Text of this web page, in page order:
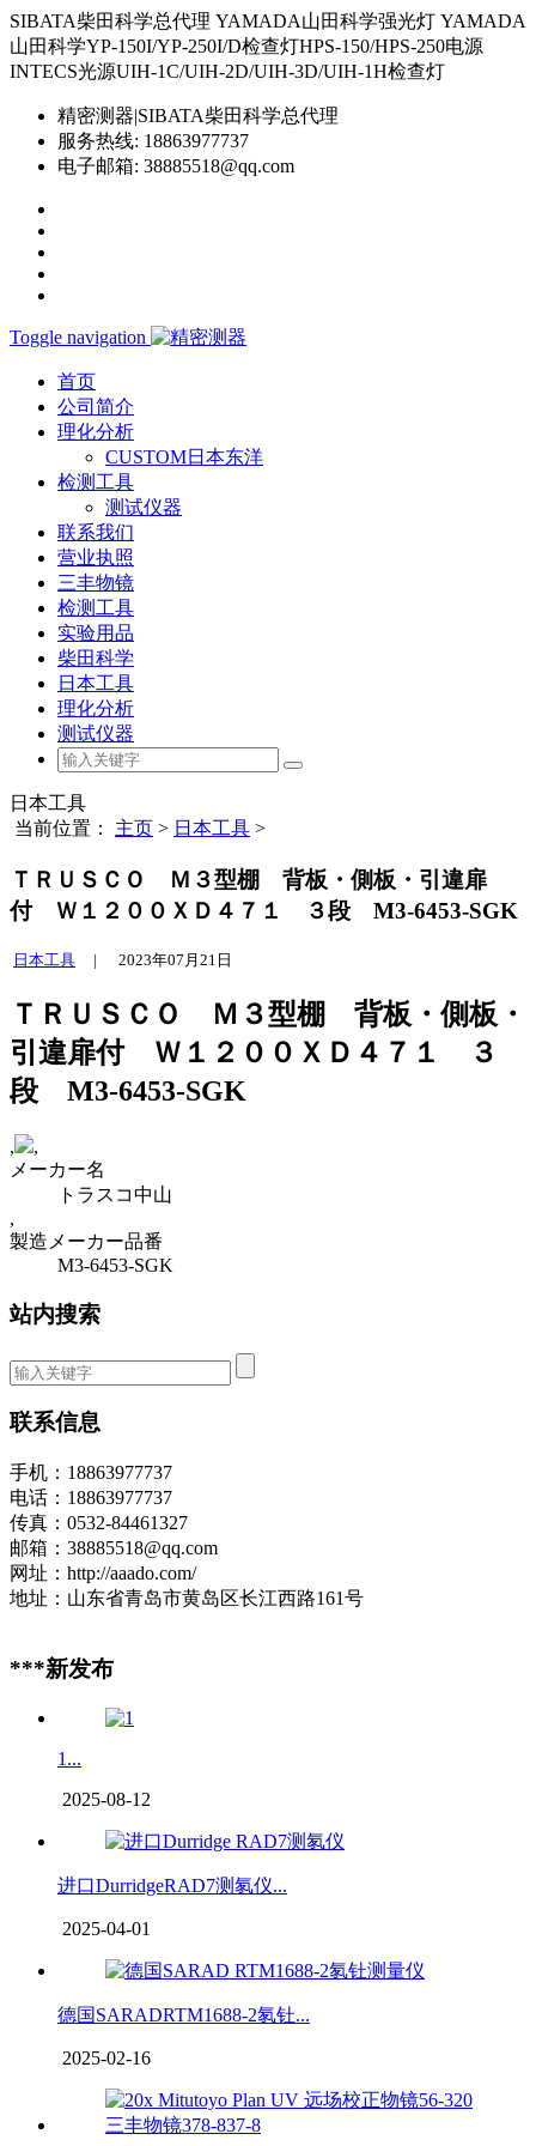
SIBATA柴田科学总代理 YAMADA山田科学强光灯 YAMADA
山田科学YP-150I/YP-250I/D检查灯HPS-150/HPS-250电源
INTECS光源UIH-1C/UIH-2D/UIH-3D/UIH-1H检查灯
精密测器|SIBATA柴田科学总代理
服务热线: 18863977737
电子邮箱: 38885518@qq.com
Toggle navigation
首页
公司简介
理化分析
CUSTOM日本东洋
检测工具
测试仪器
联系我们
营业执照
三丰物镜
检测工具
实验用品
柴田科学
日本工具
理化分析
测试仪器
日本工具
当前位置： 主页 > 日本工具 >
ＴＲＵＳＣＯ Ｍ３型棚 背板・側板・引違扉
付 Ｗ１２００ＸＤ４７１ ３段 M3-6453-SGK
日本工具 | 2023年07月21日
ＴＲＵＳＣＯ Ｍ３型棚 背板・側板・
引違扉付 Ｗ１２００ＸＤ４７１ ３
段 M3-6453-SGK
,
,
メーカー名
トラスコ中山
,
製造メーカー品番
M3-6453-SGK
站内搜索
联系信息
手机：18863977737
电话：18863977737
传真：0532-84461327
邮箱：38885518@qq.com
网址：http://aaado.com/
地址：山东省青岛市黄岛区长江西路161号
***新发布
1...
2025-08-12
进口DurridgeRAD7测氡仪...
2025-04-01
德国SARADRTM1688-2氡钍...
2025-02-16